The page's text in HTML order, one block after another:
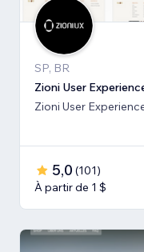
SP, BR
Zioni User
Zioni User
5,0 (101)
À partir de 1 $